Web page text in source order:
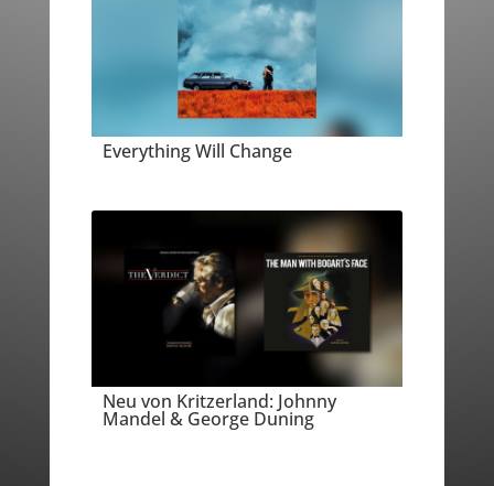
Everything Will Change
Neu von Kritzerland: Johnny
Mandel & George Duning